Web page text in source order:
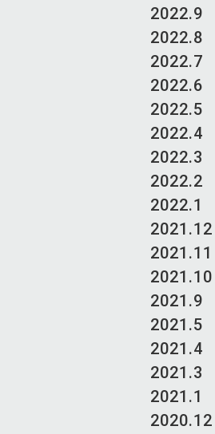
2022.9
2022.8
2022.7
2022.6
2022.5
2022.4
2022.3
2022.2
2022.1
2021.12
2021.11
2021.10
2021.9
2021.5
2021.4
2021.3
2021.1
2020.12